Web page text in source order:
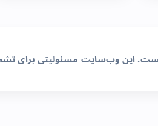
این وب‌سایت مسئولیتی برای